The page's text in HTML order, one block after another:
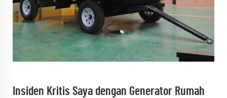
Insiden Kritis Saya dengan Generator Rumah